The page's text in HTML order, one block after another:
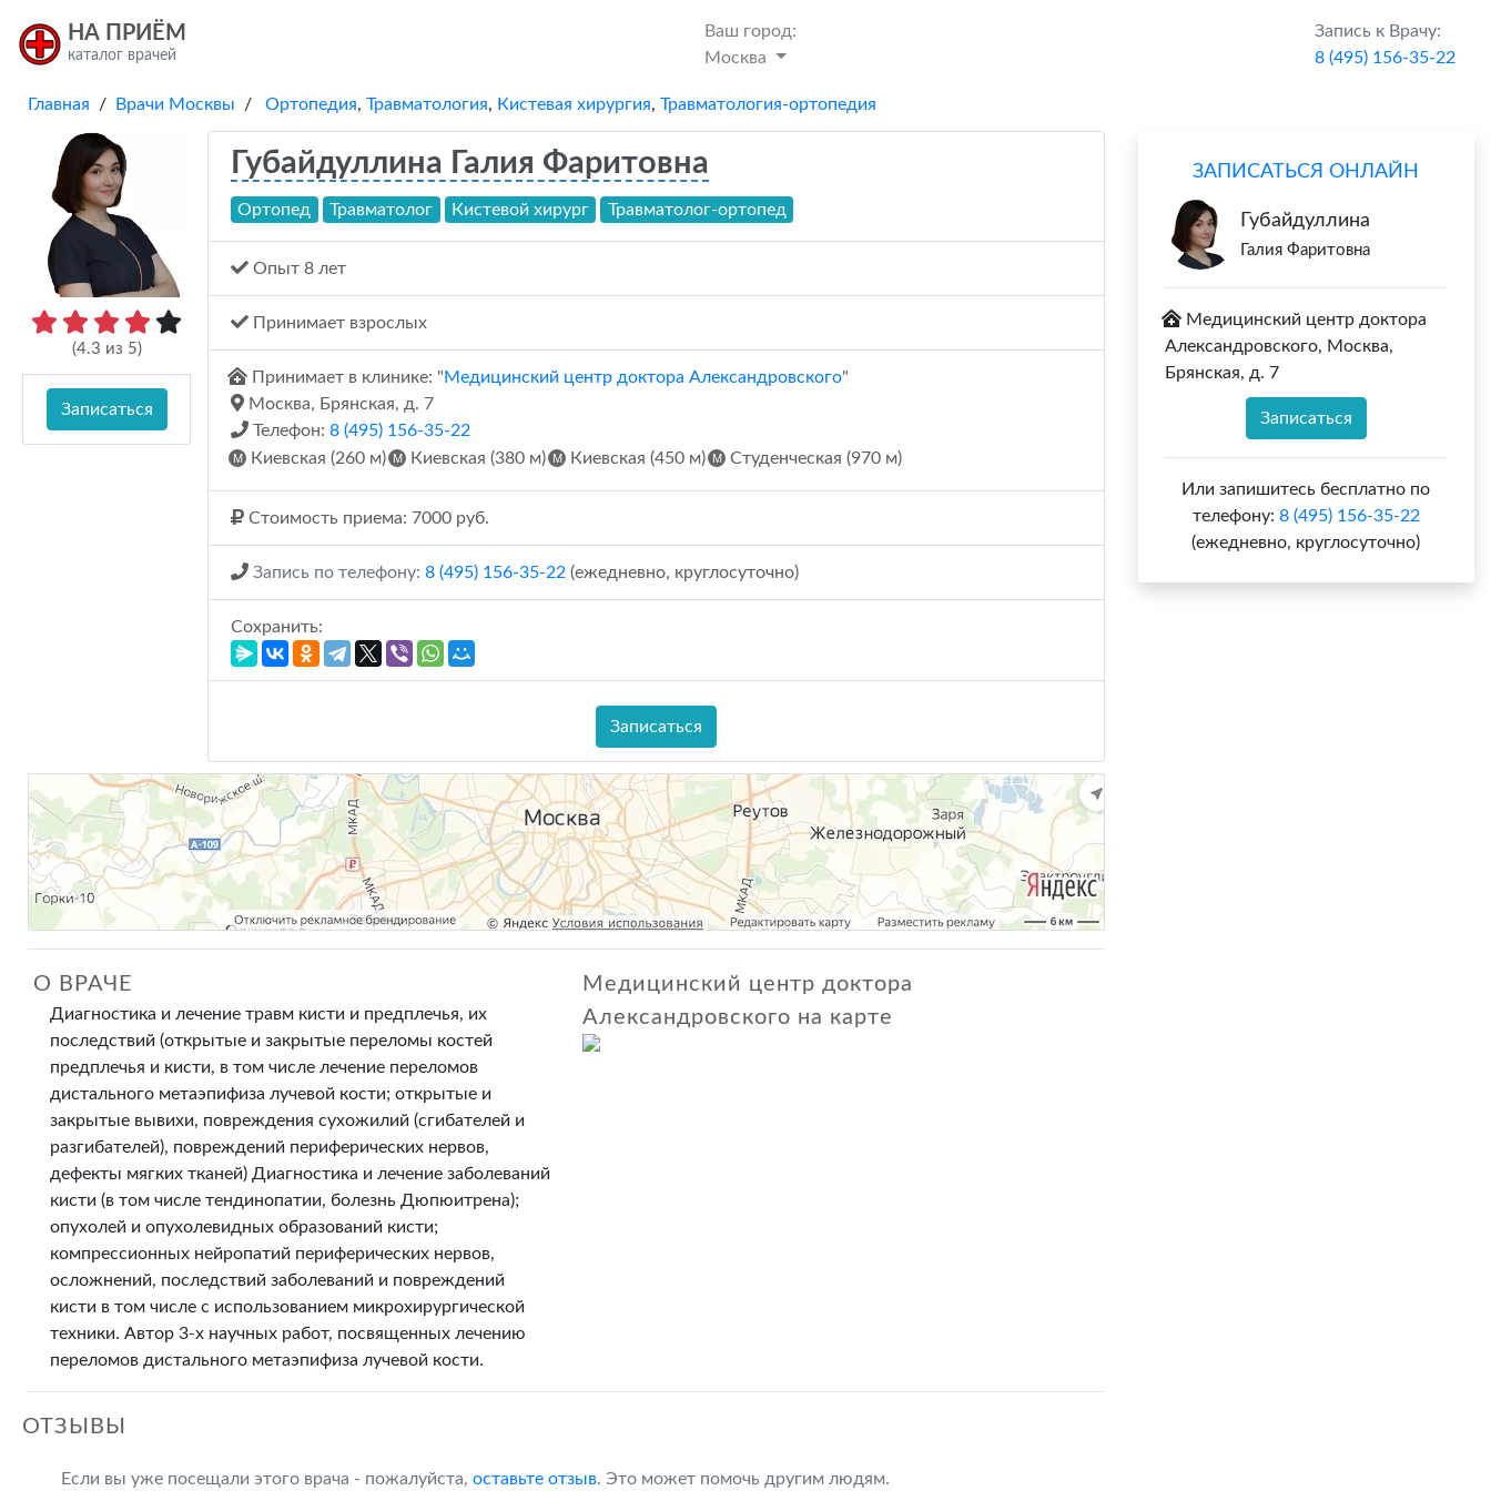
НА ПРИЁМ
каталог врачей
Ваш город:
Москва
Запись к Врачу:
8 (495) 156-35-22
Главная / Врачи Москвы / Ортопедия, Травматология, Кистевая хирургия, Травматология-ортопедия
(4.3 из 5)
Записаться
Губайдуллина Галия Фаритовна
Ортопед Травматолог Кистевой хирург Травматолог-ортопед
Опыт 8 лет
Принимает взрослых
Принимает в клинике: "Медицинский центр доктора Александровского"
Москва, Брянская, д. 7
Телефон: 8 (495) 156-35-22
Киевская (260 м)
Киевская (380 м) Киевская (450 м) Студенческая (970 м)
Стоимость приема: 7000 руб.
Запись по телефону: 8 (495) 156-35-22 (ежедневно, круглосуточно)
Сохранить:
Записаться
О ВРАЧЕ
Диагностика и лечение травм кисти и предплечья, их
последствий (открытые и закрытые переломы костей
предплечья и кисти, в том числе лечение переломов
дистального метаэпифиза лучевой кости; открытые и
закрытые вывихи, повреждения сухожилий (сгибателей и
разгибателей), повреждений периферических нервов,
дефекты мягких тканей) Диагностика и лечение заболеваний
кисти (в том числе тендинопатии, болезнь Дюпюитрена);
опухолей и опухолевидных образований кисти;
компрессионных нейропатий периферических нервов,
осложнений, последствий заболеваний и повреждений
кисти в том числе с использованием микрохирургической
техники. Автор 3-х научных работ, посвященных лечению
переломов дистального метаэпифиза лучевой кости.
Медицинский центр доктора
Александровского на карте
ОТЗЫВЫ
Если вы уже посещали этого врача - пожалуйста, оставьте отзыв. Это может помочь другим людям.
ЗАПИСАТЬСЯ ОНЛАЙН
Губайдуллина
Галия Фаритовна
Медицинский центр доктора
Александровского, Москва,
Брянская, д. 7
Записаться
Или запишитесь бесплатно по
телефону: 8 (495) 156-35-22
(ежедневно, круглосуточно)